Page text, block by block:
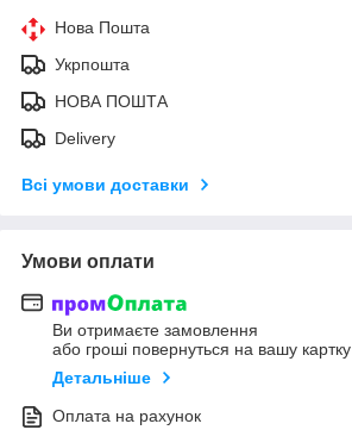
Нова Пошта
Укрпошта
НОВА ПОШТА
Delivery
Всі умови доставки
Умови оплати
Ви отримаєте замовлення
або гроші повернуться на вашу картку
Детальніше
Оплата на рахунок